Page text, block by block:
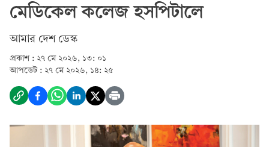
মেডিকেল কলেজ হসপিটালে
আমার দেশ ডেস্ক
প্রকাশ : ২৭ মে ২০২৬, ১৩: ০১
আপডেট : ২৭ মে ২০২৬, ১৪: ২৫